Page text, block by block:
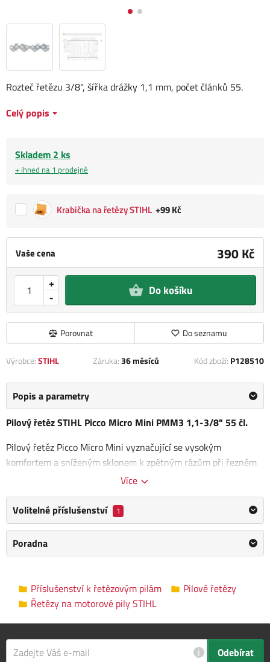
Vaše cena 390 Kč
-
+ Do košíku
Porovnat Do seznamu
Rozteč řetězu 3/8", šířka drážky 1,1 mm, počet článků 55.
Celý popis
Skladem 2 ks
+ ihned na 1 prodejně
Krabička na řetězy STIHL +99 Kč
Výrobce:STIHL Záruka:36 měsíců Kód zboží: P128510
Popis a parametry
Pilový řetěz STIHL Picco Micro Mini PMM3 1,1-3/8" 55 čl.
Pilový řetěz Picco Micro Mini vyznačující se vysokým
komfortem a sníženým sklonem k zpětným rázům při řezném
ideální volbou pro příležitostné uživatele
Odborné poradenství a servis:
Odborné poradenství poskytujeme na kamenné prodejně
v Plzni, ale také telefonicky, nebo emailem během pracovní
Kategorie
Pilové řetězy
Výrobce
STIHL/Informace o výrobci
Počet článků
Více
Volitelné příslušenství 1
Poradna
Příslušenství k řetězovým pilám
Pilové řetězy
Řetězy na motorové pily STIHL
i Odebírat